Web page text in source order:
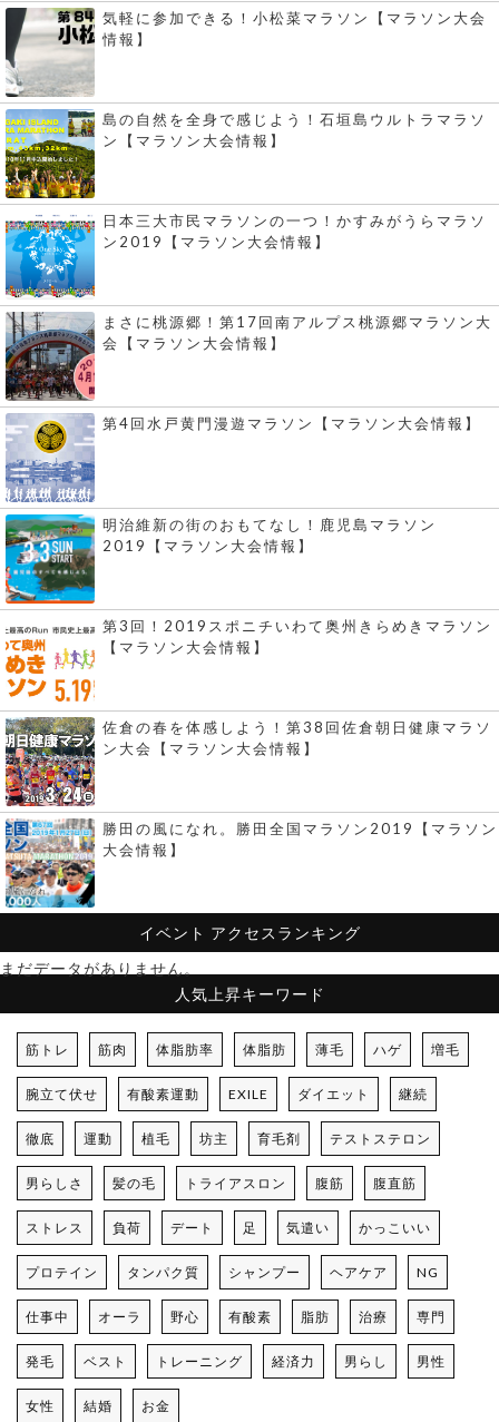
気軽に参加できる！小松菜マラソン【マラソン大会
情報】
島の自然を全身で感じよう！石垣島ウルトラマラソ
ン【マラソン大会情報】
日本三大市民マラソンの一つ！かすみがうらマラソ
ン2019【マラソン大会情報】
まさに桃源郷！第17回南アルプス桃源郷マラソン大
会【マラソン大会情報】
第4回水戸黄門漫遊マラソン【マラソン大会情報】
明治維新の街のおもてなし！鹿児島マラソン
2019【マラソン大会情報】
第3回！2019スポニチいわて奥州きらめきマラソン
【マラソン大会情報】
佐倉の春を体感しよう！第38回佐倉朝日健康マラソ
ン大会【マラソン大会情報】
勝田の風になれ。勝田全国マラソン2019【マラソン
大会情報】
イベント アクセスランキング
まだデータがありません。
人気上昇キーワード
筋トレ 筋肉 体脂肪率 体脂肪 薄毛 ハゲ 増毛
腕立て伏せ 有酸素運動 EXILE ダイエット 継続
徹底 運動 植毛 坊主 育毛剤 テストステロン
男らしさ 髪の毛 トライアスロン 腹筋 腹直筋
ストレス 負荷 デート 足 気遣い かっこいい
プロテイン タンパク質 シャンプー ヘアケア NG
仕事中 オーラ 野心 有酸素 脂肪 治療 専門
発毛 ベスト トレーニング 経済力 男らし 男性
女性 結婚 お金